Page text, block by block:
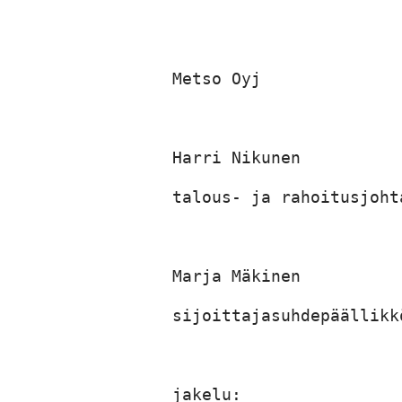
Metso Oyj
Harri Nikunen
talous- ja
Marja Mäkinen
jakelu: